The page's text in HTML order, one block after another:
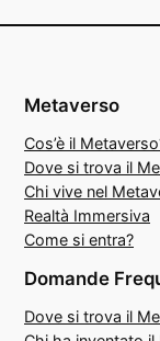
Metaverso
Cos’è il
Dove si trova il
Chi vive nel
Realtà Immersiva
Come si entra?
Domande
Dove si trova il